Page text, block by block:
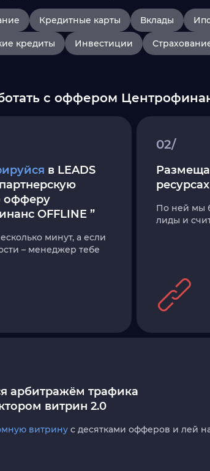
Кредитные карты Вклады
кредиты Инвестиции
с оффером
в LEADS
офферу
OFFLINE ”
минут, а если
– менеджер тебе
02/
ресурсах
По ней мы
лиды и
арбитражём трафика
витрин 2.0
витрину с десятками офферов и лей